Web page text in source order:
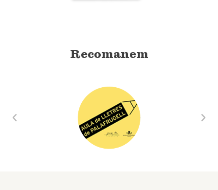
Recomanem